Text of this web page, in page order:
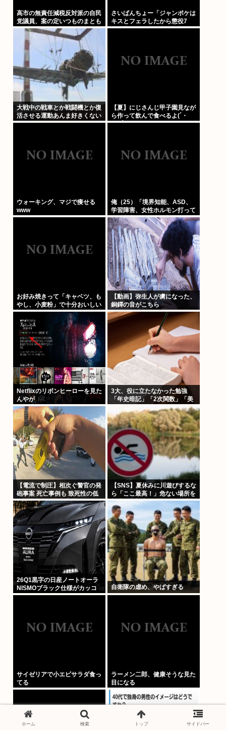
高市の無責任減税反対派の自民
党議員、案の定いつものまとも
なメンツだったwww
さいばんちょー「ジャンポケは
キスとフェラしたから懲役7
年！執行猶予なし！」←殺人並
大戦中の戦車とか戦闘機とか復
活させる運動あんま好きくない
【夏】にじさんじ甲子園見なが
ら作って飲んで食べるよ(´・
ω・`)
ウォーキング、マジで痩せる
www
俺（25）「境界知能、ASD、
学習障害、女性ホルモン打って
る、実家が細い、父親がアル
中」⇦こいつが何歳でジサツす
るか予想しようぜWW
お好み焼きって「キャベツ、も
やし、小麦粉」で十分おいしい
よね？
【動画】弥生人が虜になった、
銅鐸の音がこちら
Netflixのリボンヒーローを見た
んやが
3大、役に立たなかった勉強
「年史暗記」「2次関数」「美
【電流で制圧】相次ぐ警官の発
砲事案 死亡事例も 致死性の低
いテーザー銃導入指摘
【SNS】夏休みに川遊びするな
ら「ここ最高！」危ない場所を
投稿、水難事故が起きたら法的
責任を問われる？
26Q1黒字の日産ノートオーラ
NISMOブラック仕様がカッコ
よくてなんか悔しい
自衛隊の虐め、やばすぎる
サイゼリアで小エビサラダ食っ
てる
ラーメン二郎、健康そうな見た
目になる
ホーム 検索 トップ サイドバー